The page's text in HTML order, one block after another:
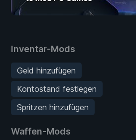
Inventar-Mods
Geld hinzufügen
Kontostand festlegen
Spritzen hinzufügen
Waffen-Mods